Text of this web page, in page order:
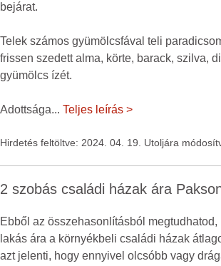
bejárat.
Telek számos gyümölcsfával teli
frissen szedett alma, körte, barack, szilva,
gyümölcs ízét.
Adottsága... Teljes leírás >
Hirdetés feltöltve: 2024. 04. 19. Utoljára
2 szobás családi házak ára
Ebből az összehasonlításból
lakás ára a környékbeli családi házak
azt jelenti, hogy ennyivel olcsóbb vagy